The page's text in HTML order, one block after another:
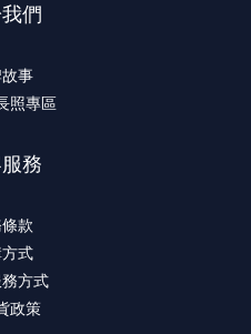
們
事
照專區
務
款
式
方式
政策